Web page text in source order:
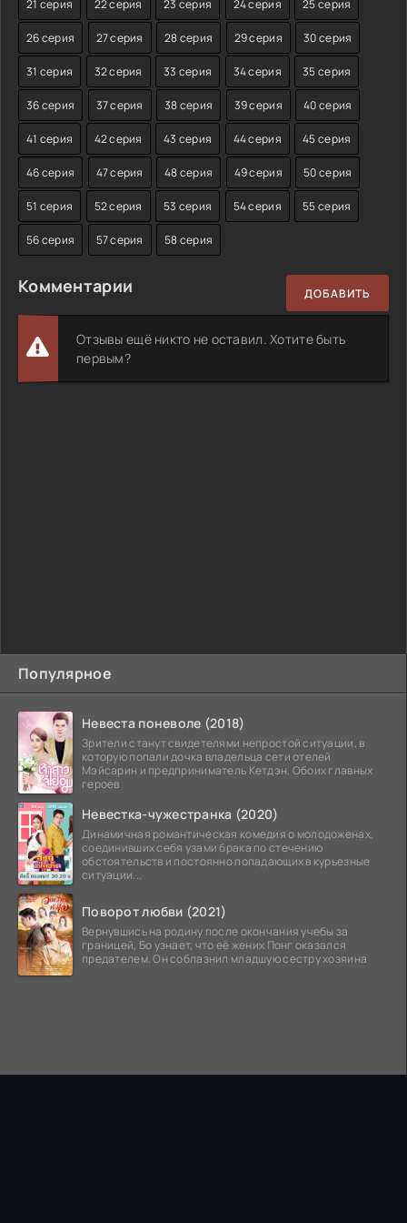
Популярное
Невеста поневоле (2018)
Зрители станут свидетелями непростой ситуации, в
которую попали дочка владельца сети отелей
Мэйсарин и предприниматель Кетдэн. Обоих главных
героев
Невестка-чужестранка (2020)
Динамичная романтическая комедия о молодоженах,
соединивших себя узами брака по стечению
обстоятельств и постоянно попадающих в курьезные
ситуации...
Поворот любви (2021)
Вернувшись на родину после окончания учебы за
границей, Бо узнает, что её жених Понг оказался
предателем. Он соблазнил младшую сестру хозяина
21 серия 22 серия 23 серия 24 серия 25 серия
26 серия 27 серия 28 серия 29 серия 30 серия
31 серия 32 серия 33 серия 34 серия 35 серия
36 серия 37 серия 38 серия 39 серия 40 серия
41 серия 42 серия 43 серия 44 серия 45 серия
46 серия 47 серия 48 серия 49 серия 50 серия
51 серия 52 серия 53 серия 54 серия 55 серия
56 серия 57 серия 58 серия
Комментарии ДОБАВИТЬ
Отзывы ещё никто не оставил. Хотите быть
первым?